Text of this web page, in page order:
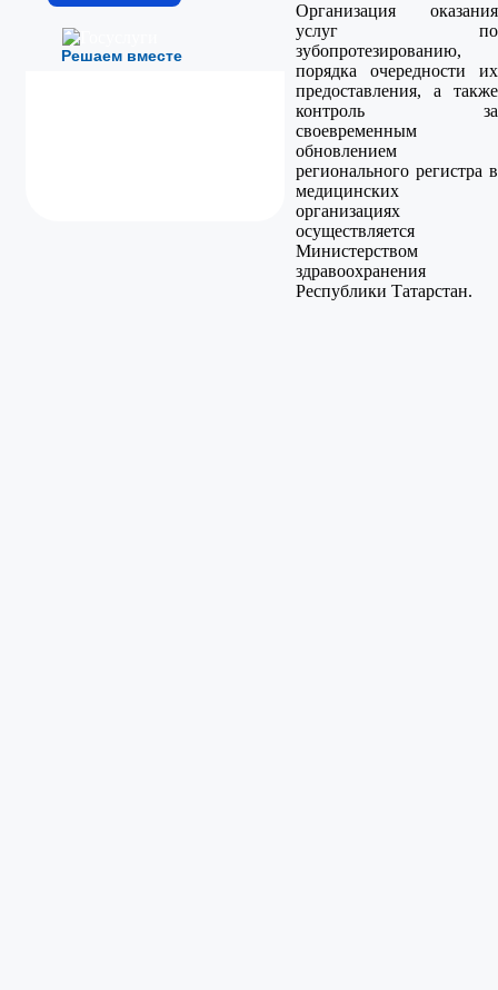
Решаем вместе
Организация оказания
услуг по
зубопротезированию,
порядка очередности их
предоставления, а также
контроль за
своевременным
обновлением
регионального регистра в
медицинских
организациях
осуществляется
Министерством
здравоохранения
Республики Татарстан.